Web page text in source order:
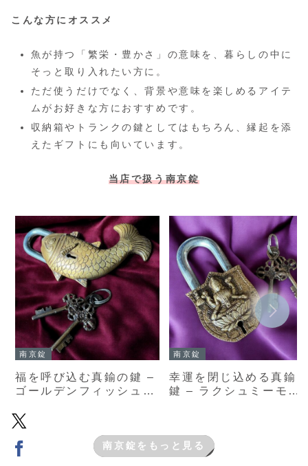
こんな方にオススメ
魚が持つ「繁栄・豊かさ」の意味を、暮らしの中に
そっと取り入れたい方に。
ただ使うだけでなく、背景や意味を楽しめるアイテ
ムがお好きな方におすすめです。
収納箱やトランクの鍵としてはもちろん、縁起を添
えたギフトにも向いています。
当店で扱う南京錠
南京錠
福を呼び込む真鍮の鍵 –
ゴールデンフィッシュモ
ロック（鍵2本付き）
南京錠
幸運を閉じ込める真鍮
鍵 – ラクシュミーモチ
南京錠をもっと見る